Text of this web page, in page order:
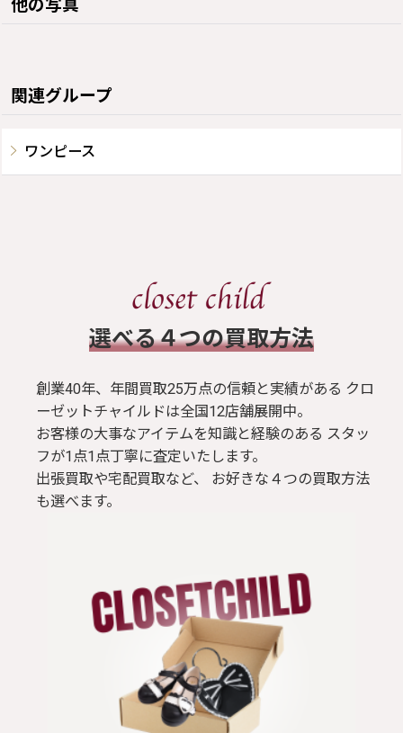
他の写真
関連グループ
ワンピース
​選べる４つの買取方法
創業40年、年間買取25万点の信頼と実績がある クロ
ーゼットチャイルドは全国12店舗展開中。
お客様の大事なアイテムを知識と経験のある スタッ
フが1点1点丁寧に査定いたします。
出張買取や宅配買取など、 お好きな４つの買取方法
も選べます。